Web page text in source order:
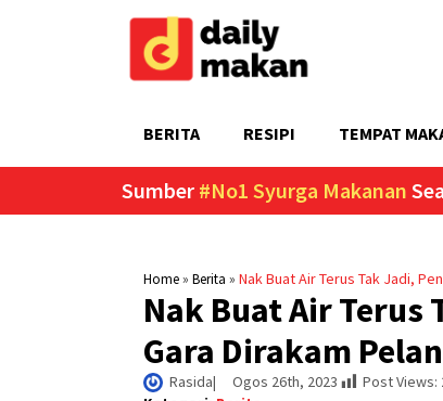
BERITA RESIPI TEMPAT
Sumber #No1 Syurga Makanan
Home» Berita » Nak Buat Air Terus Tak Jadi,
Nak Buat Air Terus
Gara Dirakam
Rasida| Ogos 26th, 2023 Post Views: